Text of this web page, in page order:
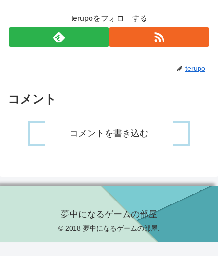
terupoをフォローする
terupo
コメント
コメントを書き込む
夢中になるゲームの部屋
© 2018 夢中になるゲームの部屋.